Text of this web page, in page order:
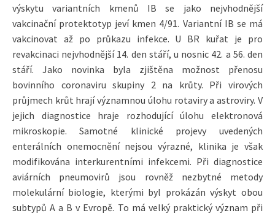
výskytu variantních kmenů IB se jako nejvhodnější
vakcinační protektotyp jeví kmen 4/91. Variantní IB se má
vakcinovat až po průkazu infekce. U BR kuřat je pro
revakcinaci nejvhodnější 14. den stáří, u nosnic 42. a 56. den
stáří. Jako novinka byla zjištěna možnost přenosu
bovinního coronaviru skupiny 2 na krůty. Při virových
průjmech krůt hrají významnou úlohu rotaviry a astroviry. V
jejich diagnostice hraje rozhodující úlohu elektronová
mikroskopie. Samotné klinické projevy uvedených
enterálních onemocnění nejsou výrazné, klinika je však
modifikována interkurentními infekcemi. Při diagnostice
aviárních pneumovirů jsou rovněž nezbytné metody
molekulární biologie, kterými byl prokázán výskyt obou
subtypů A a B v Evropě. To má velký praktický význam při